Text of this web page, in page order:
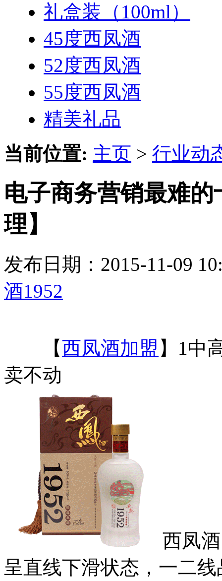
礼盒装（100ml）
45度西凤酒
52度西凤酒
55度西凤酒
精美礼品
当前位置: 主页 > 行业动
电子商务营销最难
理】
发布日期：2015-11-09
酒1952
【西凤酒加盟 】1中
卖不动
西凤
呈直线下滑状态，一二